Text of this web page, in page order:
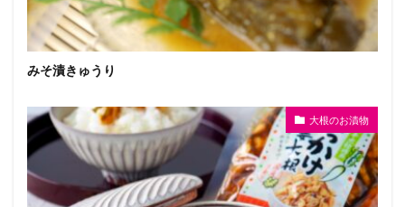
みそ漬きゅうり
大根のお漬物